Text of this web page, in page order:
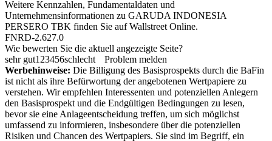
Weitere Kennzahlen, Fundamentaldaten und
Unternehmensinformationen zu GARUDA INDONESIA
PERSERO TBK finden Sie aufWallstreet Online.
FNRD-2.627.0
Wie bewerten Sie die aktuell angezeigte Seite?
sehr gut1 23456schlecht
Problem melden
Werbehinweise: Die Billigung des Basisprospekts durch die BaFin
ist nicht als ihre Befürwortung der angebotenen Wertpapiere zu
verstehen. Wir empfehlen Interessenten und potenziellen Anlegern
den Basisprospekt und die Endgültigen Bedingungen zu lesen,
bevor sie eine Anlageentscheidung treffen, um sich möglichst
umfassend zu informieren, insbesondere über die potenziellen
Risiken und Chancen des Wertpapiers. Sie sind im Begriff, ein